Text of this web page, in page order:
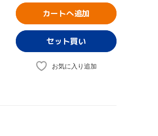
カートへ追加
お気に入り追加